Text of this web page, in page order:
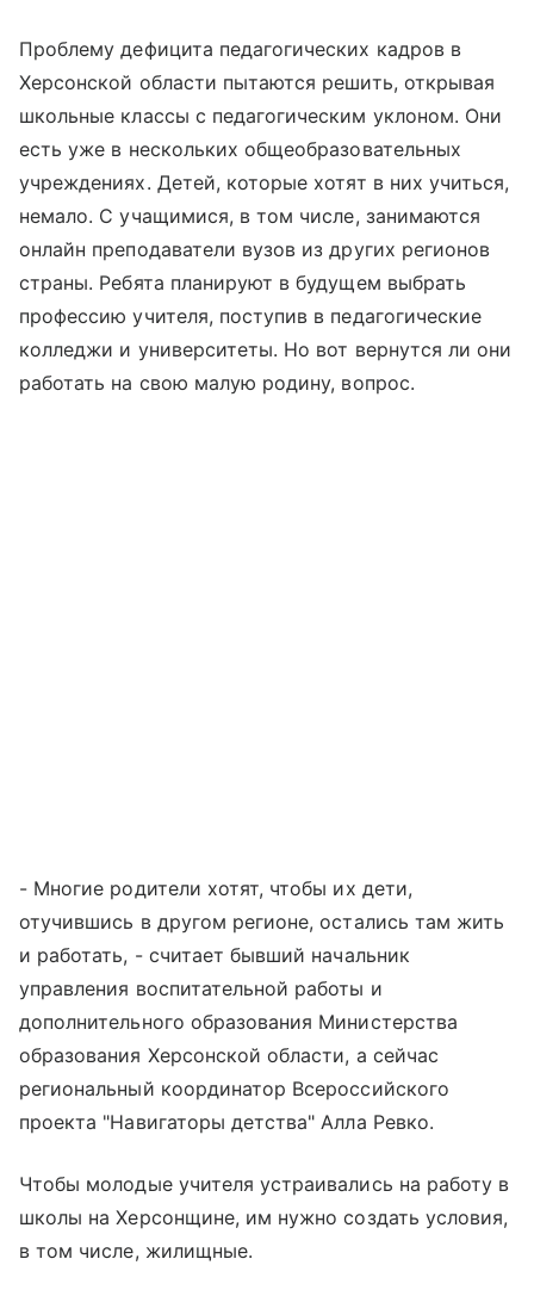
Проблему дефицита педагогических кадров в
Херсонской области пытаются решить, открывая
школьные классы с педагогическим уклоном. Они
есть уже в нескольких общеобразовательных
учреждениях. Детей, которые хотят в них учиться,
немало. С учащимися, в том числе, занимаются
онлайн преподаватели вузов из других регионов
страны. Ребята планируют в будущем выбрать
профессию учителя, поступив в педагогические
колледжи и университеты. Но вот вернутся ли они
работать на свою малую родину, вопрос.
- Многие родители хотят, чтобы их дети,
отучившись в другом регионе, остались там жить
и работать, - считает бывший начальник
управления воспитательной работы и
дополнительного образования Министерства
образования Херсонской области, а сейчас
региональный координатор Всероссийского
проекта "Навигаторы детства" Алла Ревко.
Чтобы молодые учителя устраивались на работу в
школы на Херсонщине, им нужно создать условия,
в том числе, жилищные.